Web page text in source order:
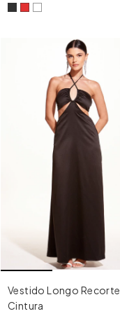
Vestido Longo Recorte
Cintura